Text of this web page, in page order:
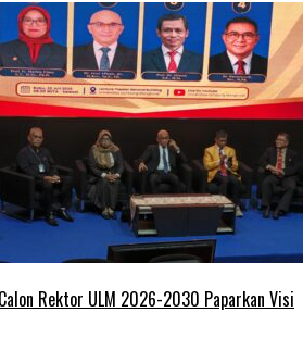
Rektor ULM 2026-2030 Paparkan Visi